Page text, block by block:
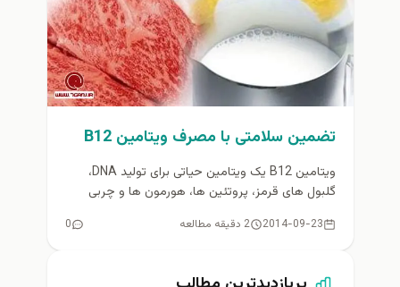
تضمين سلامتی با مصرف ویتامین B12
ویتامین B12 یک ویتامین حیاتی برای تولید DNA،
گلبول های قرمز، پروتئین ها، هورمون ها و چربی
2014-09-23 2 دقیقه مطالعه 0